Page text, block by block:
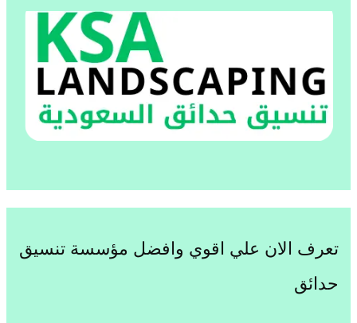
تعرف الان علي اقوي وافضل مؤسسة تنسيق
حدائق